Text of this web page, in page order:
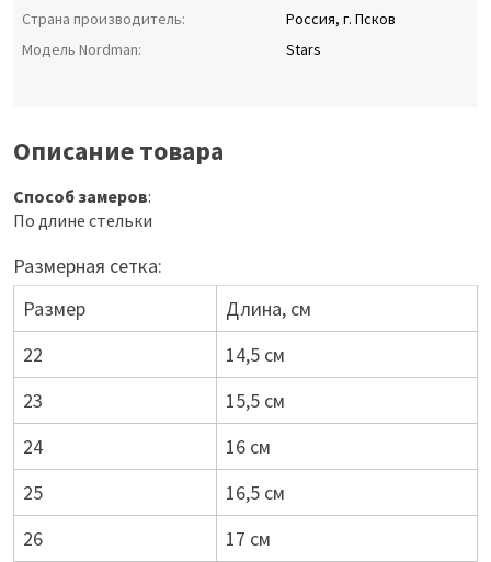
Страна производитель:
Россия, г. Псков
Модель Nordman:
Stars
Описание товара
Способ замеров:
По длине стельки
Размерная сетка:
Размер
Длина, см
22
14,5 см
23
15,5 см
24
16 см
25
16,5 см
26
17 см